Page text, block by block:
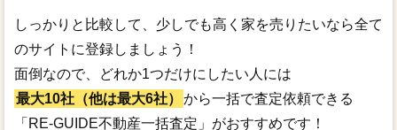
しっかりと比較して、少しでも高く家を売りたいなら全て
のサイトに登録しましょう！
面倒なので、どれか1つだけにしたい人には
最大10社（他は最大6社）
から一括で査定依頼できる
「RE-GUIDE不動産一括査定」がおすすめです！